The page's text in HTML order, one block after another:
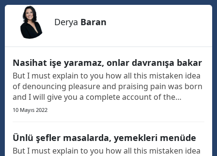
Derya Baran
Nasihat işe yaramaz, onlar davranışa bakar
But I must explain to you how all this mistaken idea
of denouncing pleasure and praising pain was born
and I will give you a complete account of the
system, and expound the actual teachings of the
10 Mayıs 2022
Ünlü şefler masalarda, yemekleri menüde
But I must explain to you how all this mistaken idea